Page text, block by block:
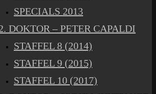
SPECIALS 2013
DOKTOR – PETER CAPALDI
STAFFEL 8 (2014)
STAFFEL 9 (2015)
STAFFEL 10 (2017)